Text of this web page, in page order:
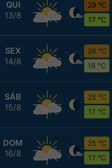
QUI
13/8
29 °C
17 °C
SEX
14/8
26 °C
18 °C
SÁB
15/8
25 °C
17 °C
DOM
16/8
25 °C
17 °C